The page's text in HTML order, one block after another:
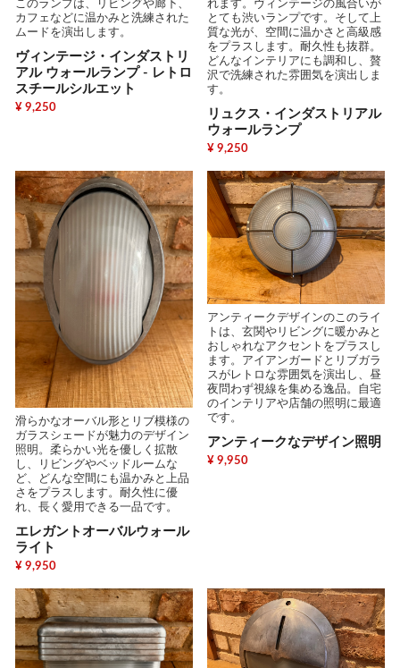
このランプは、リビングや廊下、
カフェなどに温かみと洗練された
ムードを演出します。
ヴィンテージ・インダストリ
アル ウォールランプ - レトロ
スチールシルエット
¥ 9,250
れます。ヴィンテージの風合いが
とても渋いランプです。そして上
質な光が、空間に温かさと高級感
をプラスします。耐久性も抜群。
どんなインテリアにも調和し、贅
沢で洗練された雰囲気を演出しま
す。
リュクス・インダストリアル
ウォールランプ
¥ 9,250
滑らかなオーバル形とリブ模様の
ガラスシェードが魅力のデザイン
照明。柔らかい光を優しく拡散
し、リビングやベッドルームな
ど、どんな空間にも温かみと上品
さをプラスします。耐久性に優
れ、長く愛用できる一品です。
エレガントオーバルウォール
ライト
¥ 9,950
アンティークデザインのこのライ
トは、玄関やリビングに暖かみと
おしゃれなアクセントをプラスし
ます。アイアンガードとリブガラ
スがレトロな雰囲気を演出し、昼
夜問わず視線を集める逸品。自宅
のインテリアや店舗の照明に最適
です。
アンティークなデザイン照明
¥ 9,950